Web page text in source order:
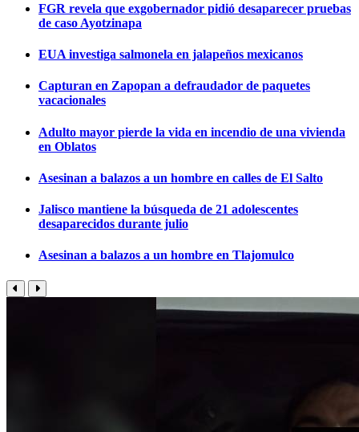
FGR revela que exgobernador pidió desaparecer pruebas
de caso Ayotzinapa
EUA investiga salmonela en jalapeños mexicanos
Capturan en Zapopan a defraudador de paquetes
vacacionales
Adulto mayor pierde la vida en incendio de una vivienda
en Oblatos
Asesinan a balazos a un hombre en calles de El Salto
Jalisco mantiene la búsqueda de 21 adolescentes
desaparecidos durante julio
Asesinan a balazos a un hombre en Tlajomulco